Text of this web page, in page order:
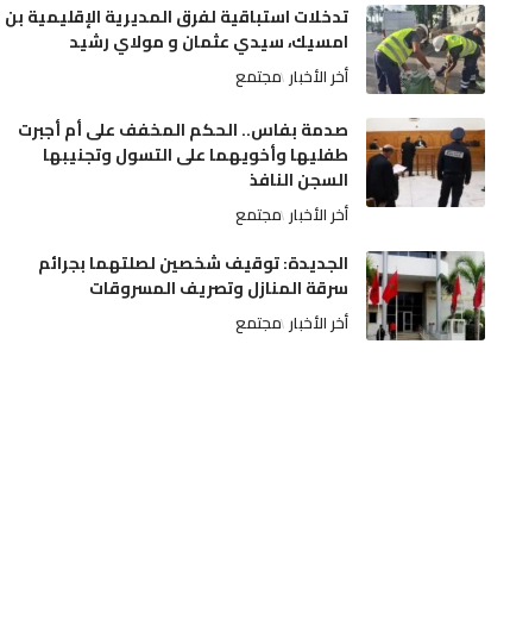
تدخلات استباقية لفرق المديرية الإقليمية بن
امسيك، سيدي عثمان و مولاي رشيد
أخر الأخبار مجتمع
صدمة بفاس.. الحكم المخفف على أم أجبرت
طفليها وأخويهما على التسول وتجنيبها
السجن النافذ
أخر الأخبار مجتمع
الجديدة: توقيف شخصين لصلتهما بجرائم
سرقة المنازل وتصريف المسروقات
أخر الأخبار مجتمع